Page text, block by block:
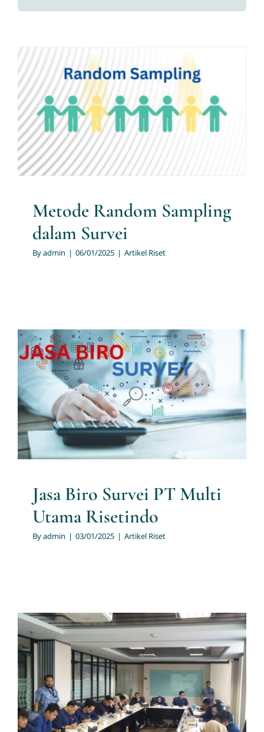
Services
Contact us
Download
Metode Random Sampling
dalam Survei
Artikel Riset
Metode Random Sampling
dalam Survei
Byadmin | 06/01/2025 | Artikel Riset
Jasa Biro Survei PT Multi
Utama Risetindo
Artikel Riset
Jasa Biro Survei PT Multi
Utama Risetindo
Byadmin | 03/01/2025 | Artikel Riset
Survey Engagement dan
Kepuasan Karyawan/Pekerja
Artikel Riset